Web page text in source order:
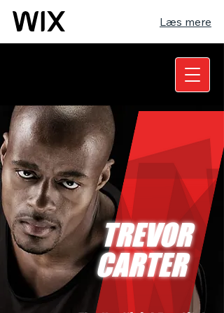
Læs mere